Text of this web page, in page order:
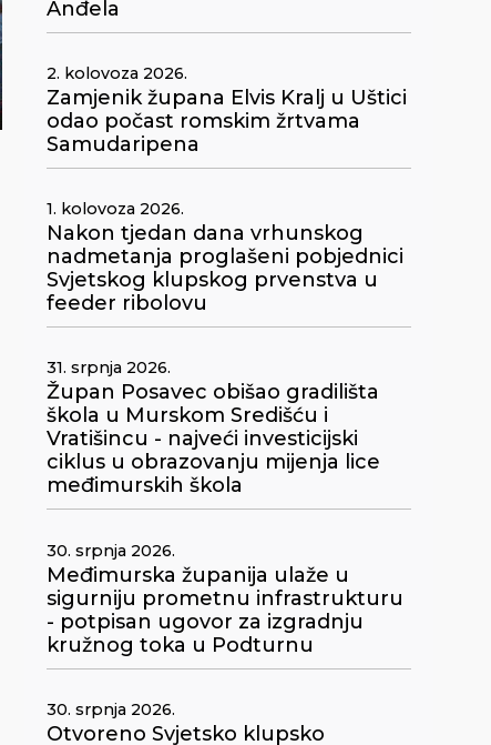
Anđela
2. kolovoza 2026.
Zamjenik župana Elvis Kralj u Uštici
odao počast romskim žrtvama
Samudaripena
1. kolovoza 2026.
Nakon tjedan dana vrhunskog
nadmetanja proglašeni pobjednici
Svjetskog klupskog prvenstva u
feeder ribolovu
31. srpnja 2026.
Župan Posavec obišao gradilišta
škola u Murskom Središću i
Vratišincu - najveći investicijski
ciklus u obrazovanju mijenja lice
međimurskih škola
30. srpnja 2026.
Međimurska županija ulaže u
sigurniju prometnu infrastrukturu
- potpisan ugovor za izgradnju
kružnog toka u Podturnu
30. srpnja 2026.
Otvoreno Svjetsko klupsko